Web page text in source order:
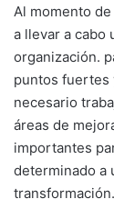
Al momento
a llevar a cabo
organización.
puntos fuertes
necesario
áreas de
importantes
determinado a
transformación.